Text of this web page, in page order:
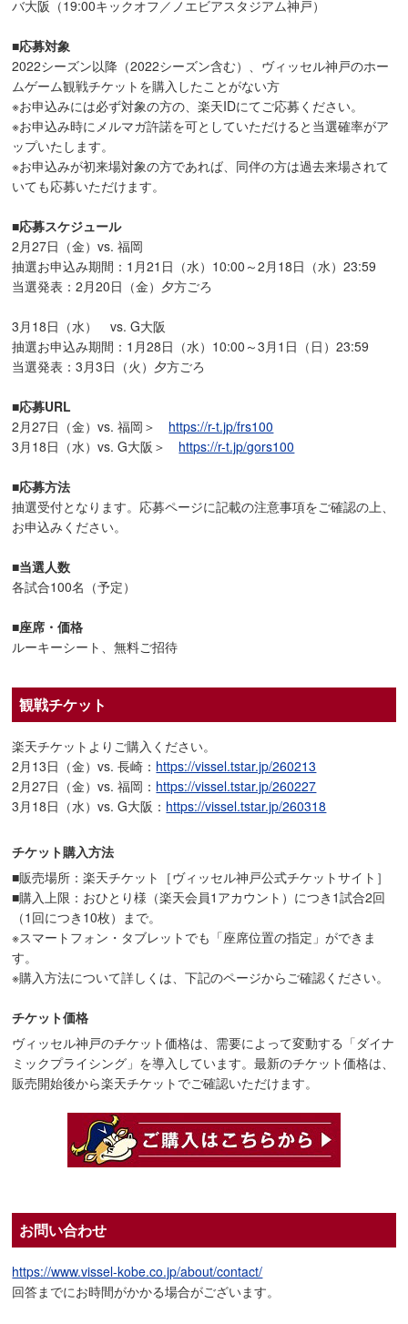
バ大阪（19:00キックオフ／ノエビアスタジアム神戸）
■応募対象
2022シーズン以降（2022シーズン含む）、ヴィッセル神戸のホー
ムゲーム観戦チケットを購入したことがない方
※お申込みには必ず対象の方の、楽天IDにてご応募ください。
※お申込み時にメルマガ許諾を可としていただけると当選確率がア
ップいたします。
※お申込みが初来場対象の方であれば、同伴の方は過去来場されて
いても応募いただけます。
■応募スケジュール
2月27日（金）vs. 福岡
抽選お申込み期間：1月21日（水）10:00～2月18日（水）23:59
当選発表：2月20日（金）夕方ごろ
3月18日（水） vs. G大阪
抽選お申込み期間：1月28日（水）10:00～3月1日（日）23:59
当選発表：3月3日（火）夕方ごろ
■応募URL
2月27日（金）vs. 福岡＞ https://r-t.jp/frs100
3月18日（水）vs. G大阪＞ https://r-t.jp/gors100
■応募方法
抽選受付となります。応募ページに記載の注意事項をご確認の上、
お申込みください。
■当選人数
各試合100名（予定）
■座席・価格
ルーキーシート、無料ご招待
観戦チケット
楽天チケットよりご購入ください。
2月13日（金）vs. 長崎： https://vissel.tstar.jp/260213
2月27日（金）vs. 福岡： https://vissel.tstar.jp/260227
3月18日（水）vs. G大阪： https://vissel.tstar.jp/260318
チケット購入方法
■販売場所：楽天チケット［ヴィッセル神戸公式チケットサイト］
■購入上限：おひとり様（楽天会員1アカウント）につき1試合2回
（1回につき10枚）まで。
※スマートフォン・タブレットでも「座席位置の指定」ができま
す。
※購入方法について詳しくは、下記のページからご確認ください。
チケット価格
ヴィッセル神戸のチケット価格は、需要によって変動する「ダイナ
ミックプライシング」を導入しています。最新のチケット価格は、
販売開始後から楽天チケットでご確認いただけます。
お問い合わせ
https://www.vissel-kobe.co.jp/about/contact/
回答までにお時間がかかる場合がございます。